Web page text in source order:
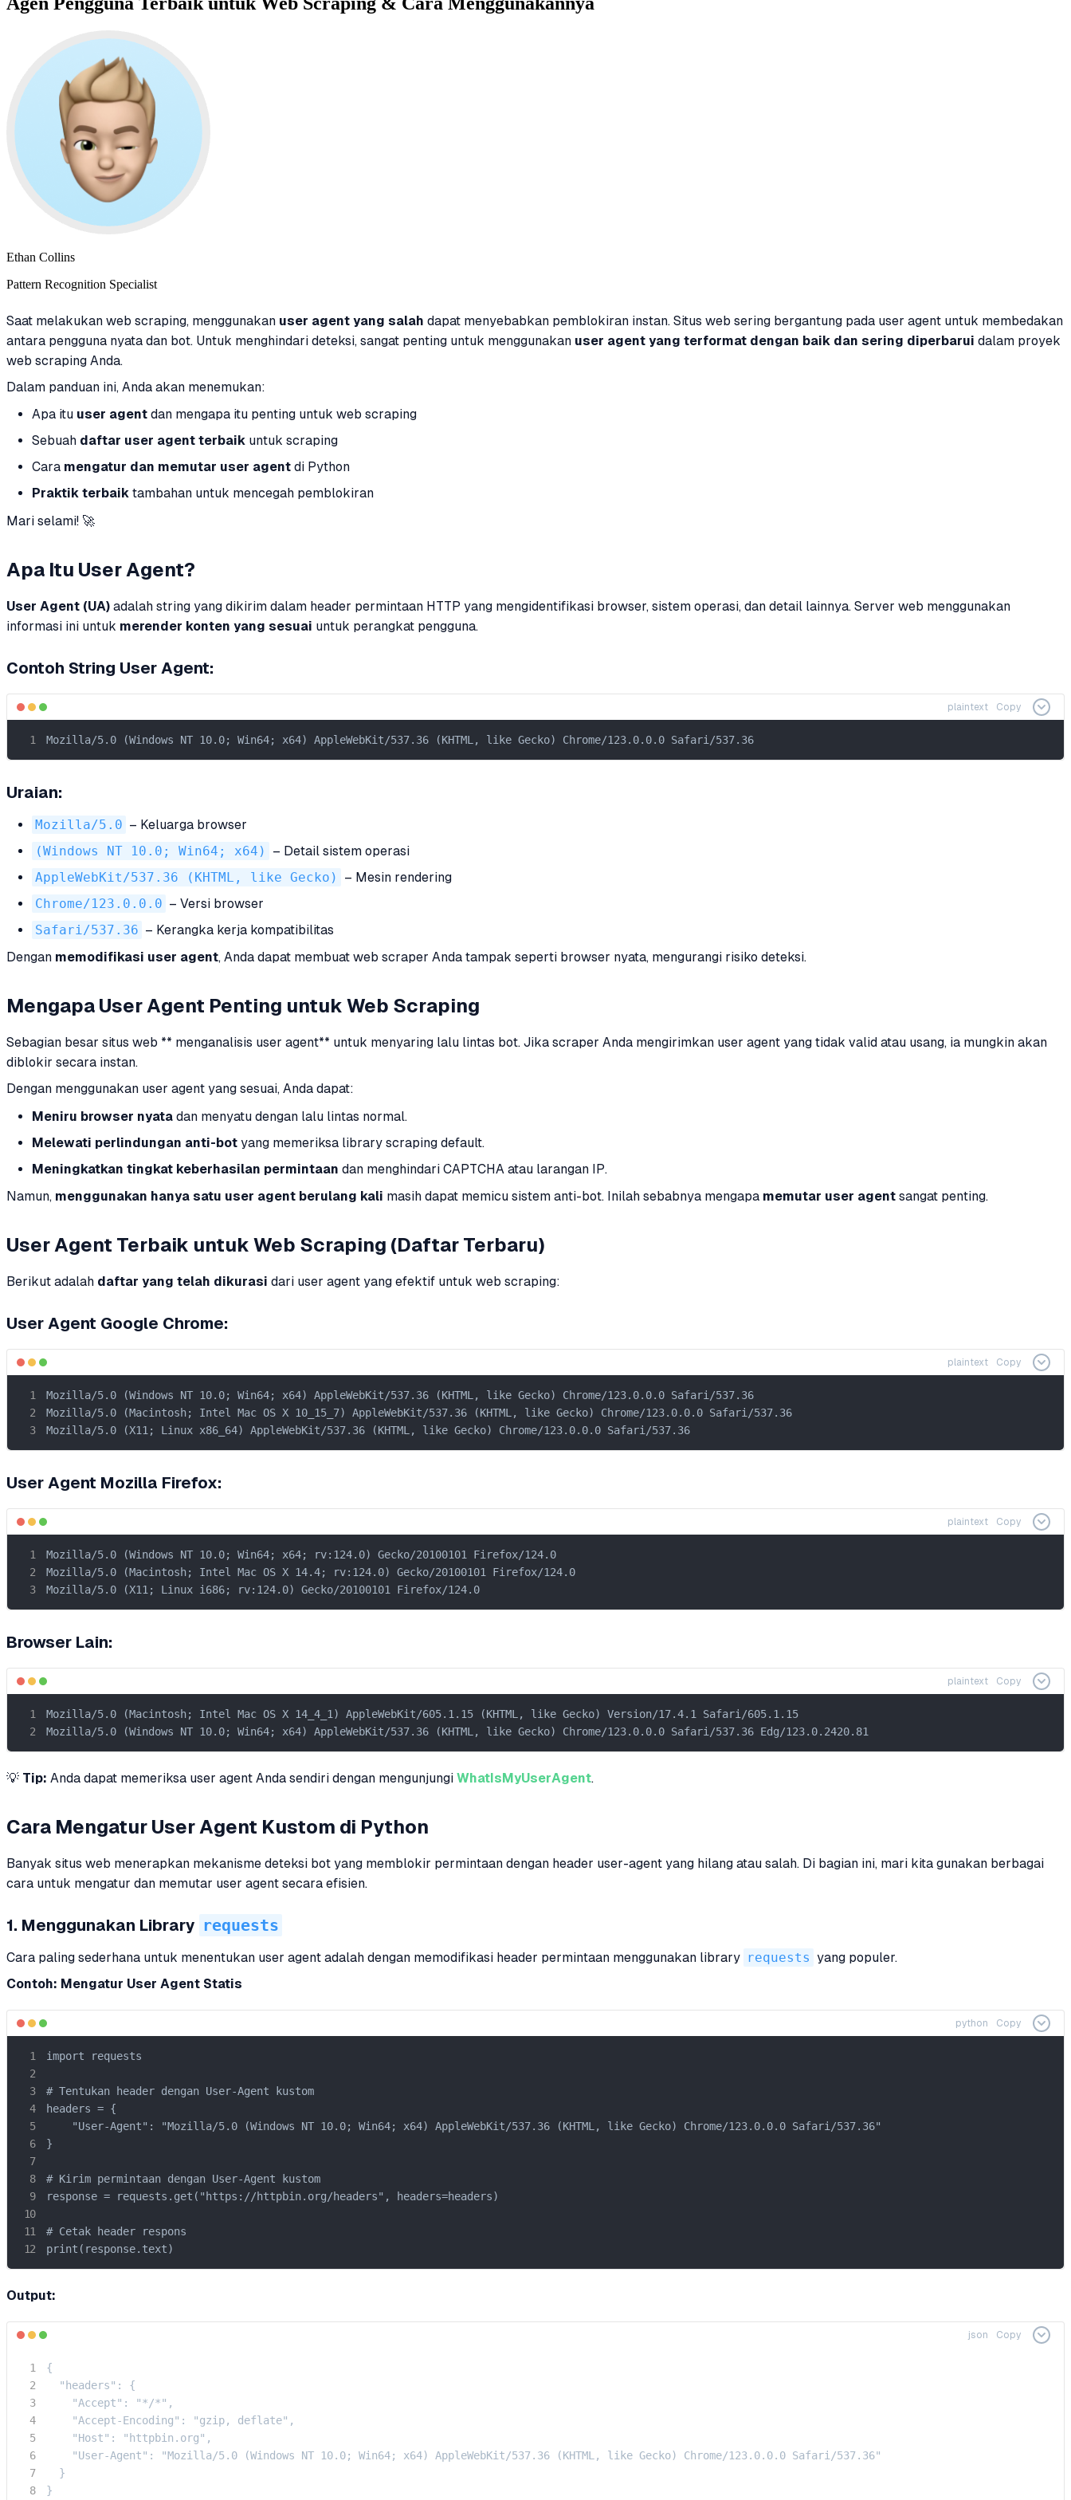
Ethan Collins
Pattern Recognition Specialist
Saat melakukan web scraping, menggunakan user agent yang salah dapat menyebabkan pemblokiran instan. Situs web sering bergantung pada user agent untuk membedakan
antara pengguna nyata dan bot. Untuk menghindari deteksi, sangat penting untuk menggunakan user agent yang terformat dengan baik dan sering diperbarui dalam proyek
web scraping Anda.
Dalam panduan ini, Anda akan menemukan:
Apa itu user agent dan mengapa itu penting untuk web scraping
Sebuah daftar user agent terbaik untuk scraping
Cara mengatur dan memutar user agent di Python
Praktik terbaik tambahan untuk mencegah pemblokiran
Mari selami! 🚀
Apa Itu User Agent?
User Agent (UA) adalah string yang dikirim dalam header permintaan HTTP yang mengidentifikasi browser, sistem operasi, dan detail lainnya. Server web menggunakan
informasi ini untuk merender konten yang sesuai untuk perangkat pengguna.
Contoh String User Agent:
plaintext Copy
Mozilla/5.0 (Windows NT 10.0; Win64; x64) AppleWebKit/537.36 (KHTML, like Gecko) Chrome/123.0.0.0 Safari/537.36
Uraian:
Mozilla/5.0 – Keluarga browser
(Windows NT 10.0; Win64; x64)
– Detail sistem operasi
AppleWebKit/537.36 (KHTML, like Gecko)
– Mesin rendering
Chrome/123.0.0.0 – Versi browser
Safari/537.36 – Kerangka kerja kompatibilitas
Dengan memodifikasi user agent, Anda dapat membuat web scraper Anda tampak seperti browser nyata, mengurangi risiko deteksi.
Mengapa User Agent Penting untuk Web Scraping
Sebagian besar situs web ** menganalisis user agent** untuk menyaring lalu lintas bot. Jika scraper Anda mengirimkan user agent yang tidak valid atau usang, ia mungkin akan
diblokir secara instan.
Dengan menggunakan user agent yang sesuai, Anda dapat:
Meniru browser nyata dan menyatu dengan lalu lintas normal.
Melewati perlindungan anti-bot yang memeriksa library scraping default.
Meningkatkan tingkat keberhasilan permintaan dan menghindari CAPTCHA atau larangan IP.
Namun, menggunakan hanya satu user agent berulang kali masih dapat memicu sistem anti-bot. Inilah sebabnya mengapa memutar user agent sangat penting.
User Agent Terbaik untuk Web Scraping (Daftar Terbaru)
Berikut adalah daftar yang telah dikurasi dari user agent yang efektif untuk web scraping:
User Agent Google Chrome:
plaintext Copy
Mozilla/5.0 (Windows NT 10.0; Win64; x64) AppleWebKit/537.36 (KHTML, like Gecko) Chrome/123.0.0.0 Safari/537.36
Mozilla/5.0 (Macintosh; Intel Mac OS X 10_15_7) AppleWebKit/537.36 (KHTML, like Gecko) Chrome/123.0.0.0 Safari/537.36
Mozilla/5.0 (X11; Linux x86_64) AppleWebKit/537.36 (KHTML, like Gecko) Chrome/123.0.0.0 Safari/537.36
User Agent Mozilla Firefox:
plaintext Copy
Mozilla/5.0 (Windows NT 10.0; Win64; x64; rv:124.0) Gecko/20100101 Firefox/124.0
Mozilla/5.0 (Macintosh; Intel Mac OS X 14.4; rv:124.0) Gecko/20100101 Firefox/124.0
Mozilla/5.0 (X11; Linux i686; rv:124.0) Gecko/20100101 Firefox/124.0
Browser Lain:
plaintext Copy
Mozilla/5.0 (Macintosh; Intel Mac OS X 14_4_1) AppleWebKit/605.1.15 (KHTML, like Gecko) Version/17.4.1 Safari/605.1.15
Mozilla/5.0 (Windows NT 10.0; Win64; x64) AppleWebKit/537.36 (KHTML, like Gecko) Chrome/123.0.0.0 Safari/537.36 Edg/123.0.2420.81
💡 Tip: Anda dapat memeriksa user agent Anda sendiri dengan mengunjungi WhatIsMyUserAgent.
Cara Mengatur User Agent Kustom di Python
Banyak situs web menerapkan mekanisme deteksi bot yang memblokir permintaan dengan header user-agent yang hilang atau salah. Di bagian ini, mari kita gunakan berbagai
cara untuk mengatur dan memutar user agent secara efisien.
1. Menggunakan Library requests
Cara paling sederhana untuk menentukan user agent adalah dengan memodifikasi header permintaan menggunakan library requests yang populer.
Contoh: Mengatur User Agent Statis
python Copy
import requests
# Tentukan header dengan User-Agent kustom
headers = {
    "User-Agent": "Mozilla/5.0 (Windows NT 10.0; Win64; x64) AppleWebKit/537.36 (KHTML, like Gecko) Chrome/123.0.0.0 Safari/537.36"
}
# Kirim permintaan dengan User-Agent kustom
response = requests.get("https://httpbin.org/headers", headers=headers)
# Cetak header respons
print(response.text)
Output:
json Copy
{
  "headers": {
    "Accept": "*/*",
    "Accept-Encoding": "gzip, deflate",
    "Host": "httpbin.org",
    "User-Agent": "Mozilla/5.0 (Windows NT 10.0; Win64; x64) AppleWebKit/537.36 (KHTML, like Gecko) Chrome/123.0.0.0 Safari/537.36"
  }
}